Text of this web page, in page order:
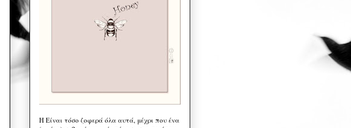
Η Eίναι τόσο ζοφερά όλα αυτά, μέχρι που ένα